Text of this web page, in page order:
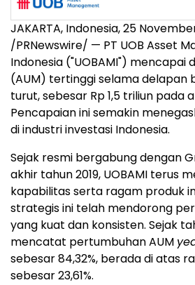
JAKARTA, Indonesia,25
/PRNewswire/ — PT UOB Asset
Indonesia ("UOBAMI") mencapai
(AUM) tertinggi selama delapan
turut, sebesar Rp 1,5 triliun pada
Pencapaian ini semakin
di industri investasi Indonesia.
Sejak resmi bergabung dengan
akhir tahun 2019, UOBAMI terus
kapabilitas serta ragam produk
strategis ini telah mendorong
yang kuat dan konsisten. Sejak
mencatat pertumbuhan AUM
sebesar 84,32%, berada di atas
sebesar 23,61%.